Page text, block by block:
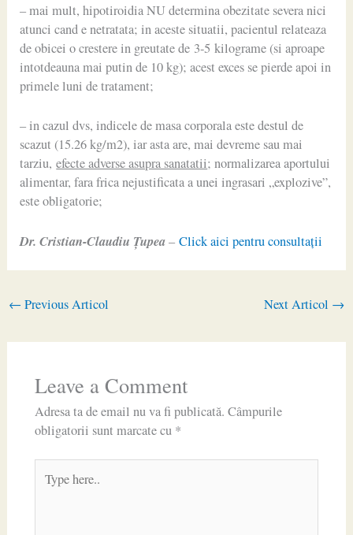
– mai mult, hipotiroidia NU determina obezitate severa nici
atunci cand e netratata; in aceste situatii, pacientul relateaza
de obicei o crestere in greutate de 3-5 kilograme (si aproape
intotdeauna mai putin de 10 kg); acest exces se pierde apoi in
primele luni de tratament;
– in cazul dvs, indicele de masa corporala este destul de
scazut (15.26 kg/m2), iar asta are, mai devreme sau mai
tarziu,efecte adverse asupra sanatatii; normalizarea aportului
alimentar, fara frica nejustificata a unei ingrasari „explozive”,
este obligatorie;
Dr. Cristian-Claudiu Ţupea–Click aici pentru consultaţii
← Previous Articol Next Articol →
Leave a Comment
Adresa ta de email nu va fi publicată. Câmpurile
obligatorii sunt marcate cu *
here..